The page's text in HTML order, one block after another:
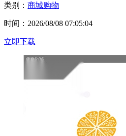
类别： 商城购物
时间：2026/08/08 07:05:04
立即下载